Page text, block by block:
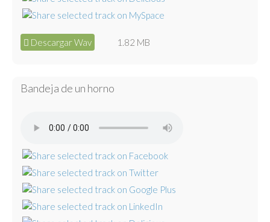
Descargar Wav 1.82 MB
Bandeja de un horno